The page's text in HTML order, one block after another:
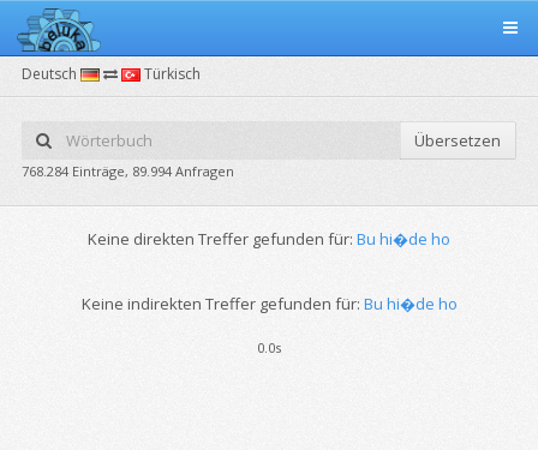
Deutsch Türkisch
Übersetzen
768.284 Einträge, 89.994 Anfragen
Keine direkten Treffer gefunden für: Bu hi�de ho
Keine indirekten Treffer gefunden für: Bu hi�de ho
0.0s